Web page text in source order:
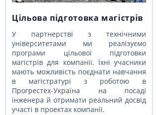
Цільова підготовка магістрів
У партнерстві з технічними
університетами ми реалізуємо
програми цільової підготовки
магістрів для компанії. Їхні учасники
мають можливість поєднати навчання
в магістратурі з роботою в
Прогрестех-Україна на посаді
інженера й отримати реальний досвід
участі в проектах компанії.